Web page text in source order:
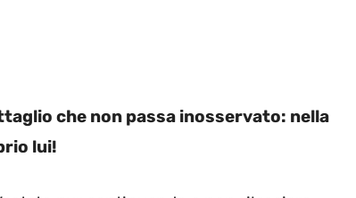
che non passa inosservato: nella
lui!